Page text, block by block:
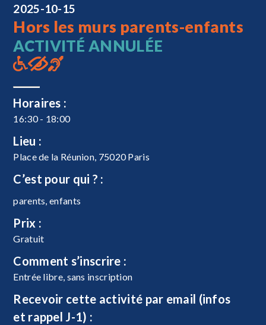
2025-10-15
Hors les murs parents-enfants
ACTIVITÉ ANNULÉE
Horaires :
16:30 - 18:00
Lieu :
Place de la Réunion, 75020 Paris
C’est pour qui ? :
parents, enfants
Prix :
Gratuit
Comment s’inscrire :
Entrée libre, sans inscription
Recevoir cette activité par email (infos
et rappel J-1) :